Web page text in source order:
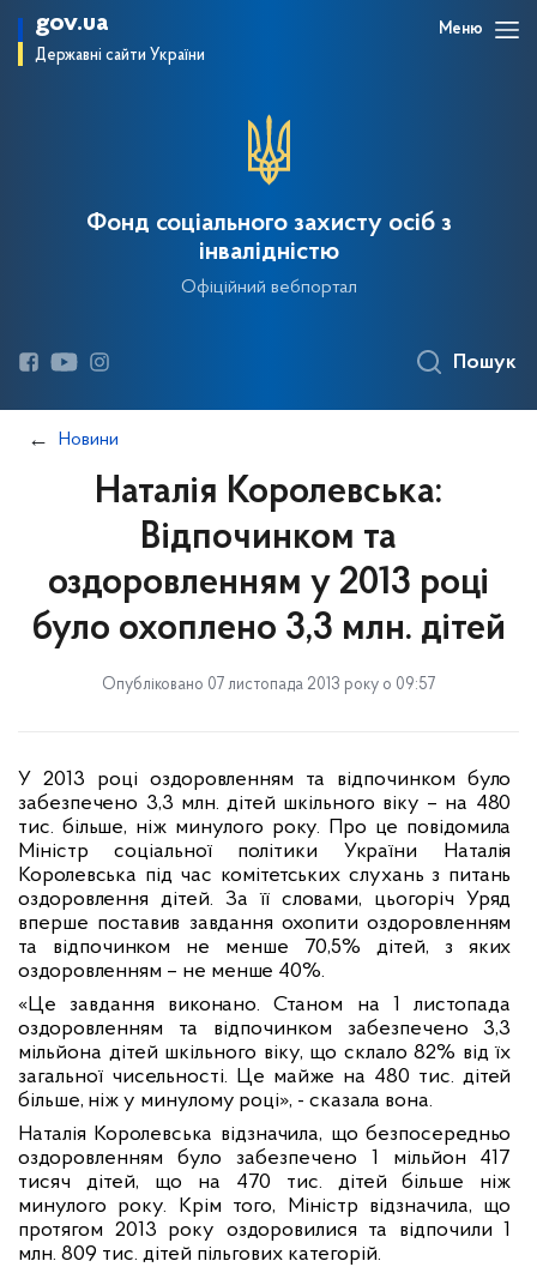
gov.ua
Державні сайти України
Меню
Фонд соціального захисту осіб з
інвалідністю
Офіційний вебпортал
Пошук
Новини
Наталія Королевська:
Відпочинком та
оздоровленням у 2013 році
було охоплено 3,3 млн. дітей
Опубліковано 07 листопада 2013 року о 09:57
У 2013 році оздоровленням та відпочинком було
забезпечено 3,3 млн. дітей шкільного віку – на 480
тис. більше, ніж минулого року. Про це повідомила
Міністр соціальної політики України Наталія
Королевська під час комітетських слухань з питань
оздоровлення дітей. За її словами, цьогоріч Уряд
вперше поставив завдання охопити оздоровленням
та відпочинком не менше 70,5% дітей, з яких
оздоровленням – не менше 40%.
«Це завдання виконано.
Станом на 1 листопада
оздоровленням та відпочинком забезпечено 3,3
мільйона дітей шкільного віку, що склало 82% від їх
загальної чисельності. Це майже на 480 тис. дітей
більше, ніж у минулому році», - сказала вона.
Наталія Королевська відзначила, що безпосередньо
оздоровленням було забезпечено 1 мільйон 417
тисяч дітей, що на 470 тис. дітей більше ніж
минулого року. Крім того, Міністр відзначила, що
протягом 2013 року оздоровилися та відпочили 1
млн. 809 тис. дітей пільгових категорій.